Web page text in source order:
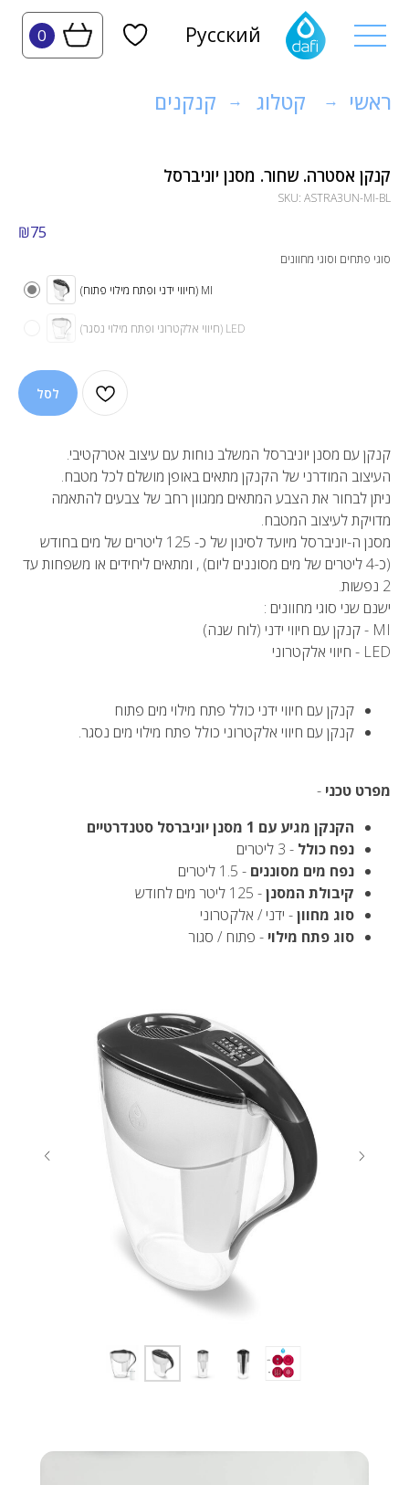
0 Русский
קנקן אסטרה. שחור. מסנן יוניברסל
SKU: ASTRA3UN-MI-BL
₪75
סוגי פתחים וסוגי מחוונים
MI (חיווי ידני ופתח מילוי פתוח)
LED (חיווי אלקטרוני ופתח מילוי נסגר)
לסל
קנקן עם מסנן יוניברסל המשלב נוחות עם עיצוב אטרקטיבי.
העיצוב המודרני של הקנקן מתאים באופן מושלם לכל מטבח.
ניתן לבחור את הצבע המתאים ממגוון רחב של צבעים להתאמה
מדויקת לעיצוב המטבח.
מסנן ה-יוניברסל מיועד לסינון של כ- 125 ליטרים של מים בחודש
(כ-4 ליטרים של מים מסוננים ליום) , ומתאים ליחידים או משפחות עד
2 נפשות.
ישנם שני סוגי מחוונים :
MI - קנקן עם חיווי ידני (לוח שנה)
LED - חיווי אלקטרוני
קנקן עם חיווי ידני כולל פתח מילוי מים פתוח
קנקן עם חיווי אלקטרוני כולל פתח מילוי מים נסגר.
מפרט טכני -
הקנקן מגיע עם 1 מסנן יוניברסל סטנדרטיים
נפח כולל - 3 ליטרים
נפח מים מסוננים - 1.5 ליטרים
קיבולת המסנן- 125 ליטר מים לחודש
סוג מחוון- ידני / אלקטרוני
סוג פתח מילוי - פתוח / סגור